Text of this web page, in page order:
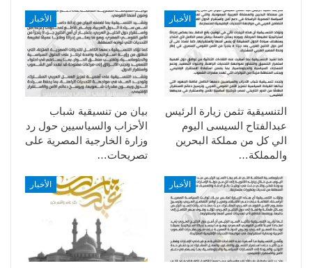
الأخبار
بيان من تنسيقية شباب
الأحزاب والسياسيين حول رد
وزارة الخارجية المصرية على
تصريحات…
الأخبار
التنسيقية تثمن زيارة الرئيس
عبدالفتاح السيسى اليوم
الي كل من مملكة البحرين
والمملكة…
الأخبار الأخبار